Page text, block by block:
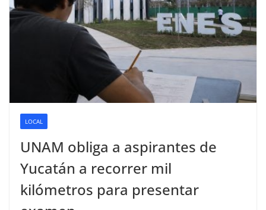
LOCAL
UNAM obliga a aspirantes de
Yucatán a recorrer mil
kilómetros para presentar